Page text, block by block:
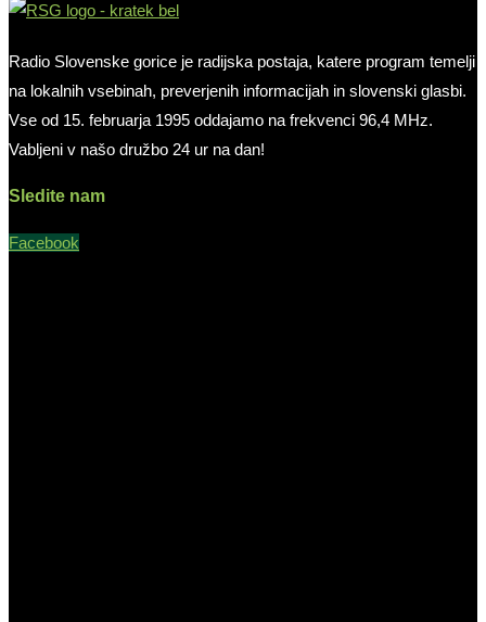
Radio Slovenske gorice je radijska postaja, katere program temelji
na lokalnih vsebinah, preverjenih informacijah in slovenski glasbi.
Vse od 15. februarja 1995 oddajamo na frekvenci 96,4 MHz.
Vabljeni v našo družbo 24 ur na dan!
Sledite nam
Facebook